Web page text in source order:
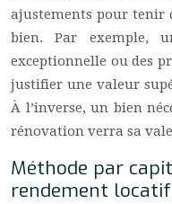
ajustements pour tenir
bien. Par exemple,
exceptionnelle ou des
justifier une valeur
À l’inverse, un bien
rénovation verra sa
Méthode par
rendement locatif